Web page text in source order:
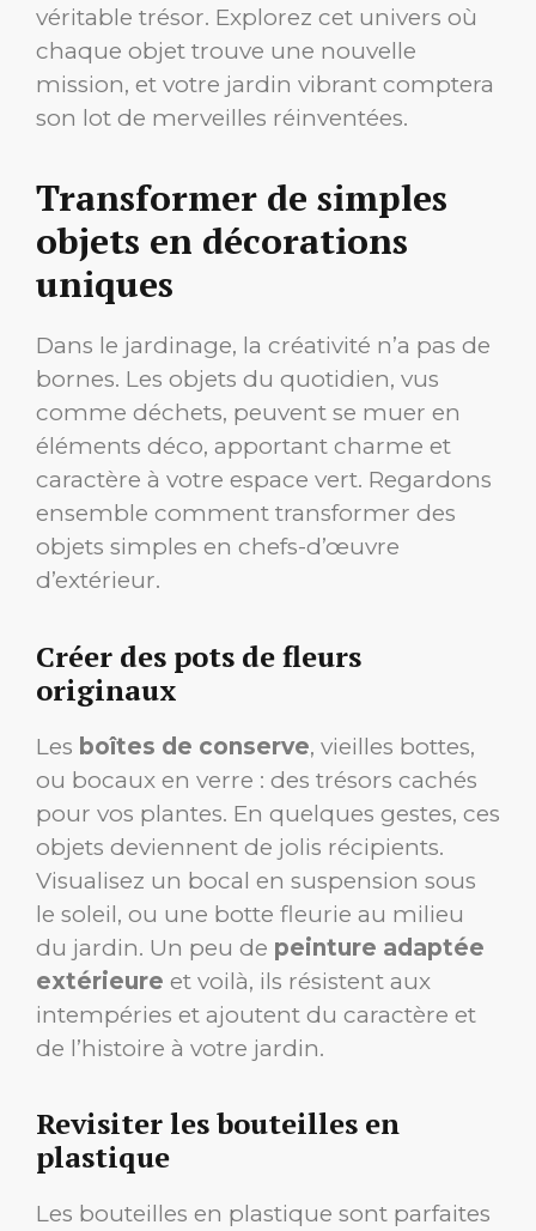
véritable trésor. Explorez cet univers où
chaque objet trouve une nouvelle
mission, et votre jardin vibrant comptera
son lot de merveilles réinventées.
Transformer de simples
objets en décorations
uniques
Dans le jardinage, la créativité n’a pas de
bornes. Les objets du quotidien, vus
comme déchets, peuvent se muer en
éléments déco, apportant charme et
caractère à votre espace vert. Regardons
ensemble comment transformer des
objets simples en chefs-d’œuvre
d’extérieur.
Créer des pots de fleurs
originaux
Les boîtes de conserve, vieilles bottes,
ou bocaux en verre : des trésors cachés
pour vos plantes. En quelques gestes, ces
objets deviennent de jolis récipients.
Visualisez un bocal en suspension sous
le soleil, ou une botte fleurie au milieu
du jardin. Un peu de peinture adaptée
extérieure et voilà, ils résistent aux
intempéries et ajoutent du caractère et
de l’histoire à votre jardin.
Revisiter les bouteilles en
plastique
Les bouteilles en plastique sont parfaites